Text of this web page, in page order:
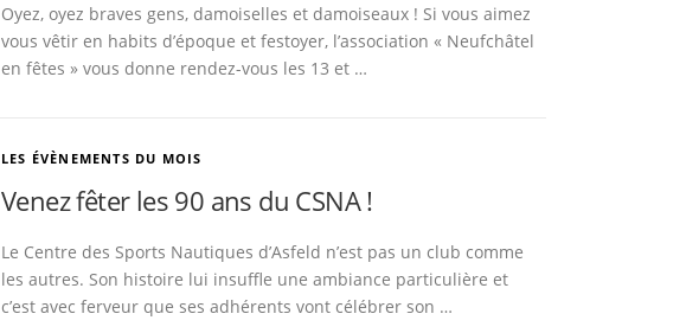
Oyez, oyez braves gens, damoiselles et damoiseaux ! Si vous aimez
vous vêtir en habits d’époque et festoyer, l’association « Neufchâtel
en fêtes » vous donne rendez-vous les 13 et …
LES ÉVÈNEMENTS DU MOIS
Venez fêter les 90 ans du CSNA !
Le Centre des Sports Nautiques d’Asfeld n’est pas un club comme
les autres. Son histoire lui insuffle une ambiance particulière et
c’est avec ferveur que ses adhérents vont célébrer son …